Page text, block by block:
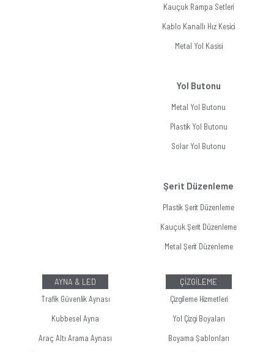
Kauçuk Rampa Setleri
Kablo Kanallı Hız Kesici
Metal Yol Kasisi
Yol Butonu
Metal Yol Butonu
Plastik Yol Butonu
Solar Yol Butonu
Şerit Düzenleme
Plastik Şerit Düzenleme
Kauçuk Şerit Düzenleme
Metal Şerit Düzenleme
AYNA & LED
Trafik Güvenlik Aynası
Kubbesel Ayna
Araç Altı Arama Aynası
ÇİZGİLEME
Çizgileme Hizmetleri
Yol Çizgi Boyaları
Boyama Şablonları